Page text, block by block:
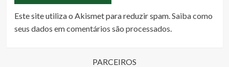
Este site utiliza o Akismet para reduzir spam.Saiba como
seus dados em comentários são processados.
PARCEIROS